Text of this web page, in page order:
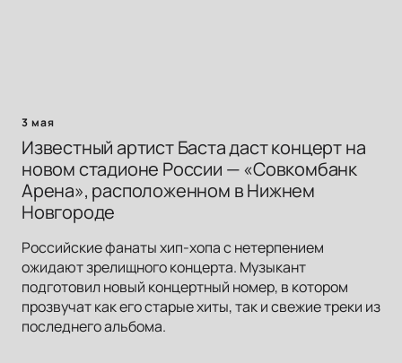
3 мая
Известный артист Баста даст концерт на
новом стадионе России — «Совкомбанк
Арена», расположенном в Нижнем
Новгороде
Российские фанаты хип-хопа с нетерпением
ожидают зрелищного концерта. Музыкант
подготовил новый концертный номер, в котором
прозвучат как его старые хиты, так и свежие треки из
последнего альбома.